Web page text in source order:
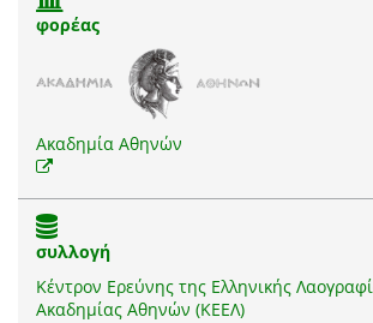
φορέας
Ακαδημία Αθηνών
συλλογή
Κέντρον Ερεύνης της Ελληνικής
Ακαδημίας Αθηνών (ΚΕΕΛ)